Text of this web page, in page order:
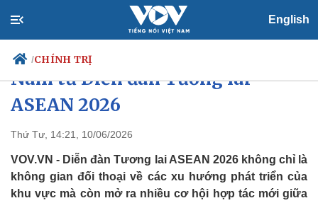
English
/CHÍNH TRỊ
Chính trị
Tổ chức nhân sự
Quốc hội
Nhận diện sự thật
Dự báo thời tiết
Giáo dục
Dấu ấn VOV
Mở rộng dư địa hợp tác của Việt
Nam từ Diễn đàn Tương lai
ASEAN 2026
Thứ Tư, 14:21, 10/06/2026
VOV.VN - Diễn đàn Tương lai ASEAN 2026 không chỉ là
không gian đối thoại về các xu hướng phát triển của
khu vực mà còn mở ra nhiều cơ hội hợp tác mới giữa